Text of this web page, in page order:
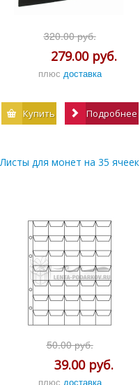
320.00 руб.
279.00 руб.
плюс доставка
Купить Подробнее
Листы для монет на 35 ячеек
50.00 руб.
39.00 руб.
плюс доставка